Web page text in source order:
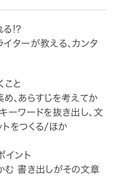
いて
る!?
ターが教える、カンタ
こと
、あらすじを考えてか
ーワードを抜き出し、文
をつくる/ほか
イント
む 書き出しがその文章